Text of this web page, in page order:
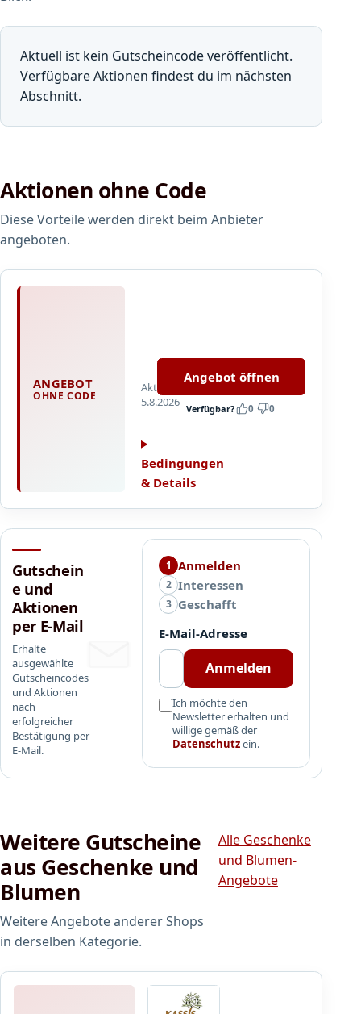
Aktuell ist kein Gutscheincode veröffentlicht.
Verfügbare Aktionen findest du im nächsten
Abschnitt.
Aktionen ohne Code
Diese Vorteile werden direkt beim Anbieter
angeboten.
ANGEBOT
OHNE CODE
i
s
t
e
n
v
o
n
u
n
I
d
ü
r
d
s
c
h
und
Einlösebedingungen
im
Shop
prüfen.
Aktualisiert
5.8.2026
Bedingungen
& Details
Angebot öffnen
Verfügbar? 0 0
Gutschein
e und
Aktionen
per E-Mail
Erhalte
ausgewählte
Gutscheincodes
und Aktionen
nach
erfolgreicher
Bestätigung per
E-Mail.
1 Anmelden
2 Interessen
3 Geschafft
E-Mail-Adresse
Anmelden
Ich möchte den
Newsletter erhalten und
willige gemäß der
Datenschutzein.
Weitere Gutscheine
aus Geschenke und
Blumen
Weitere Angebote anderer Shops
in derselben Kategorie.
Alle Geschenke
und Blumen-
Angebote